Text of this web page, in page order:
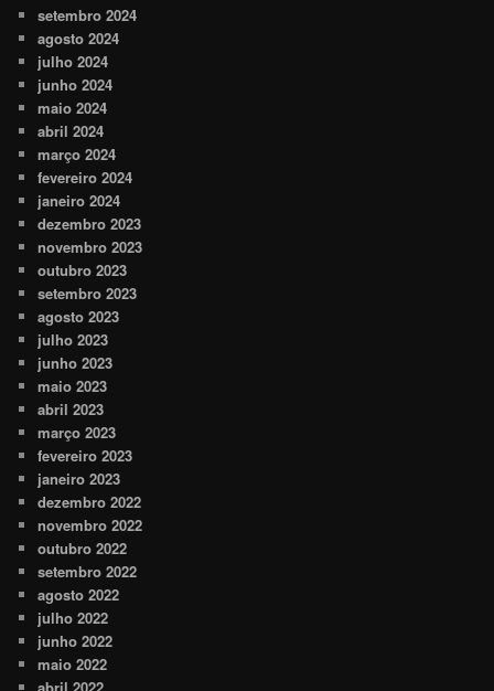
setembro 2024
agosto 2024
julho 2024
junho 2024
maio 2024
abril 2024
março 2024
fevereiro 2024
janeiro 2024
dezembro 2023
novembro 2023
outubro 2023
setembro 2023
agosto 2023
julho 2023
junho 2023
maio 2023
abril 2023
março 2023
fevereiro 2023
janeiro 2023
dezembro 2022
novembro 2022
outubro 2022
setembro 2022
agosto 2022
julho 2022
junho 2022
maio 2022